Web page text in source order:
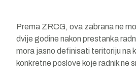
Prema ZRCG, ova zabrana ne
dvije godine nakon prestanka
mora jasno definisati teritoriju na
konkretne poslove koje radnik ne